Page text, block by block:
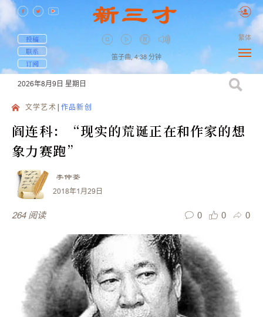
投稿
联系
订阅
笛子曲, 4:38 分钟
繁体
2026年8月9日 星期日
文学艺术 作品新创
阎连科：“现实的荒诞正在和作家的想
象力赛跑”
李仲荃
2018年1月29日
264 阅读 0 0 0